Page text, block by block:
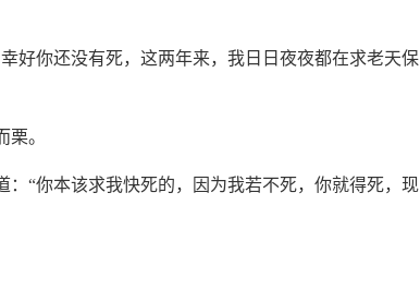
好你还没有死，这两年来，我日日夜夜都在求老天保
。
“你本该求我快死的，因为我若不死，你就得死，现